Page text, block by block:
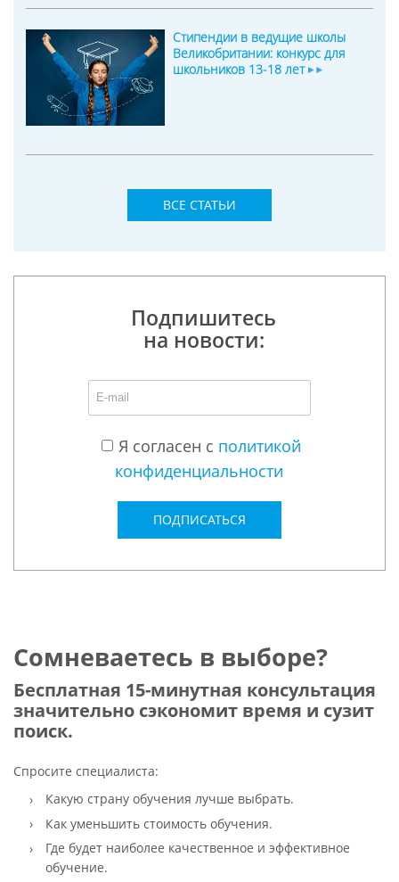
Стипендии в ведущие школы
Великобритании: конкурс для
школьников 13-18 лет
ВСЕ СТАТЬИ
Подпишитесь
на новости:
Я согласен с политикой
конфиденциальности
ПОДПИСАТЬСЯ
Сомневаетесь в выборе?
Бесплатная 15-минутная консультация
значительно сэкономит время и сузит
поиск.
Спросите специалиста:
Какую страну обучения лучше выбрать.
Как уменьшить стоимость обучения.
Где будет наиболее качественное и эффективное
обучение.